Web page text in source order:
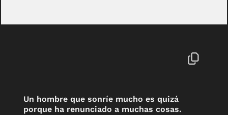
Un hombre que sonríe mucho es quizá
porque ha renunciado a muchas cosas.